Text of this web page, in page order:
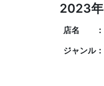
2023
店名 ：
ジャンル：